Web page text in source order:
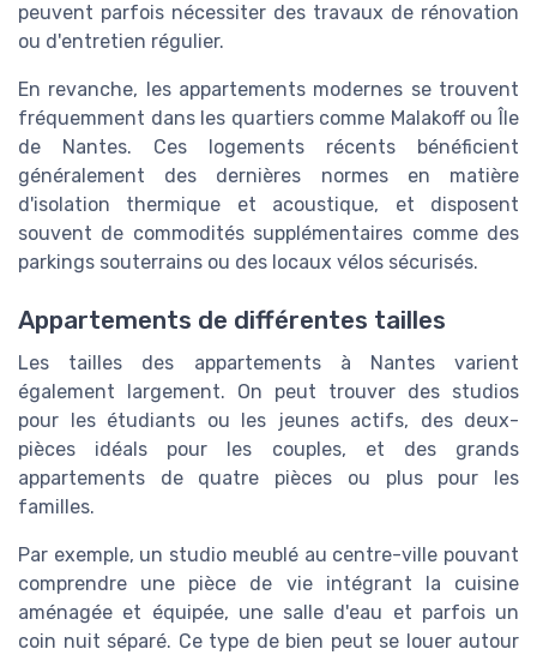
peuvent parfois nécessiter des travaux de rénovation
ou d'entretien régulier.
En revanche, les appartements modernes se trouvent
fréquemment dans les quartiers comme Malakoff ou Île
de Nantes. Ces logements récents bénéficient
généralement des dernières normes en matière
d'isolation thermique et acoustique, et disposent
souvent de commodités supplémentaires comme des
parkings souterrains ou des locaux vélos sécurisés.
Appartements de différentes tailles
Les tailles des appartements à Nantes varient
également largement. On peut trouver des studios
pour les étudiants ou les jeunes actifs, des deux-
pièces idéals pour les couples, et des grands
appartements de quatre pièces ou plus pour les
familles.
Par exemple, un studio meublé au centre-ville pouvant
comprendre une pièce de vie intégrant la cuisine
aménagée et équipée, une salle d'eau et parfois un
coin nuit séparé. Ce type de bien peut se louer autour